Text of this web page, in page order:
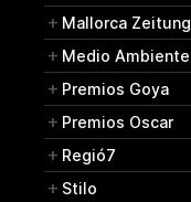
Mallorca Zeitung
Medio Ambiente
Premios Goya
Premios Oscar
Regió7
Stilo